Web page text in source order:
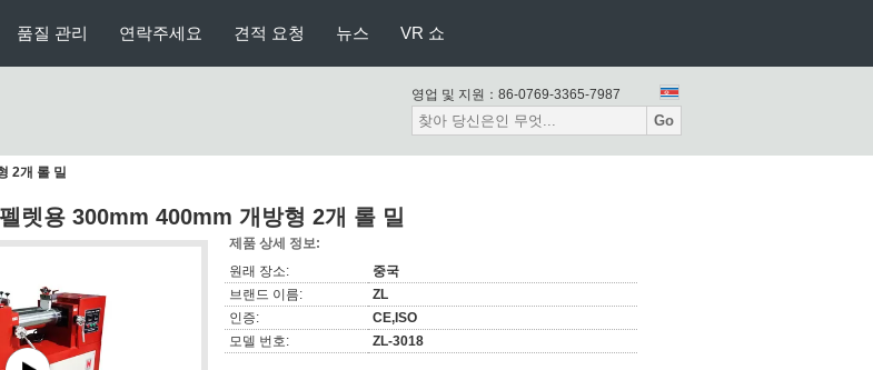
품질 관리 연락주세요 견적 요청 뉴스 VR 쇼
영업 및 지원： 86-0769-3365-7987
Go
2개 롤 밀
렛용 300mm 400mm 개방형 2개 롤 밀
제품 상세 정보:
원래 장소:
중국
브랜드 이름:
ZL
인증:
CE,ISO
모델 번호:
ZL-3018